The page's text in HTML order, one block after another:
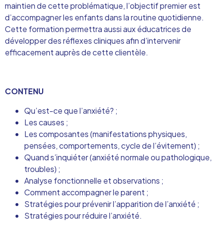
maintien de cette problématique, l’objectif premier est
d’accompagner les enfants dans la routine quotidienne.
Cette formation permettra aussi aux éducatrices de
développer des réflexes cliniques afin d’intervenir
efficacement auprès de cette clientèle.
CONTENU
Qu’est-ce que l’anxiété? ;
Les causes ;
Les composantes (manifestations physiques,
pensées,comportements,cycle de l’évitement) ;
Quand s’inquiéter (anxiété normale ou pathologique,
troubles) ;
Analyse fonctionnelle et observations ;
Comment accompagner le parent ;
Stratégies pour prévenir l’apparition de l’anxiété ;
Stratégies pour réduire l’anxiété.